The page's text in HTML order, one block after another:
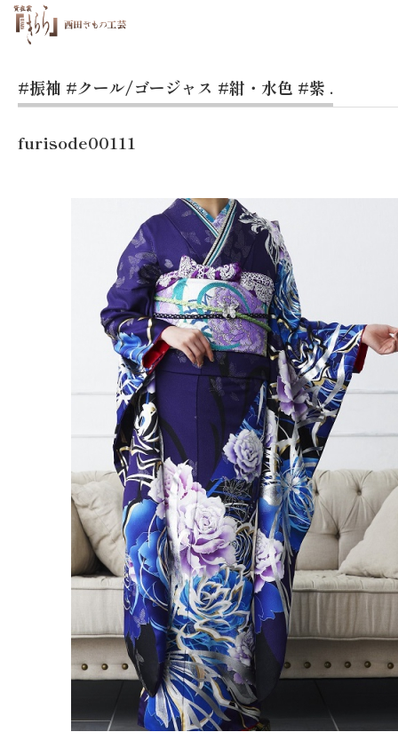
#振袖 #クール/ゴージャス #紺・水色 #紫 .
furisode00111